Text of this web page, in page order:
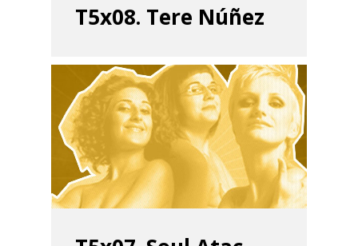
T5x08. Tere Núñez